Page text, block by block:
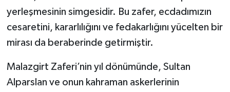
yerleşmesinin simgesidir. Bu zafer, ecdadımızın
cesaretini, kararlılığını ve fedakarlığını yücelten bir
mirası da beraberinde getirmiştir.
Malazgirt Zaferi’nin yıl dönümünde, Sultan
Alparslan ve onun kahraman askerlerinin